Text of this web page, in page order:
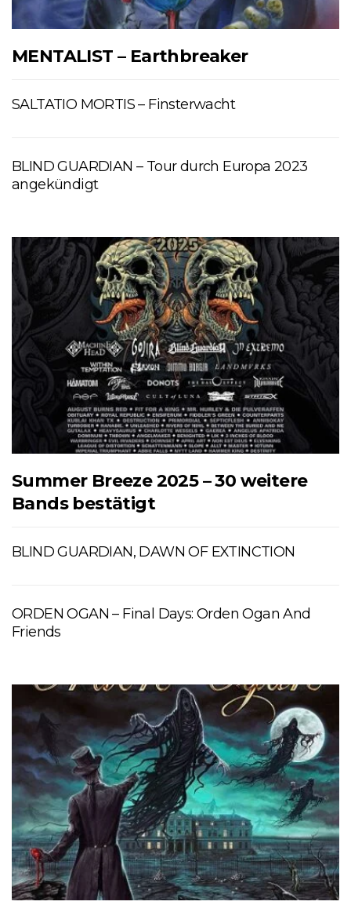
MENTALIST – Earthbreaker
SALTATIO MORTIS – Finsterwacht
BLIND GUARDIAN – Tour durch Europa 2023
angekündigt
Summer Breeze 2025 – 30 weitere
Bands bestätigt
BLIND GUARDIAN, DAWN OF EXTINCTION
ORDEN OGAN – Final Days: Orden Ogan And
Friends